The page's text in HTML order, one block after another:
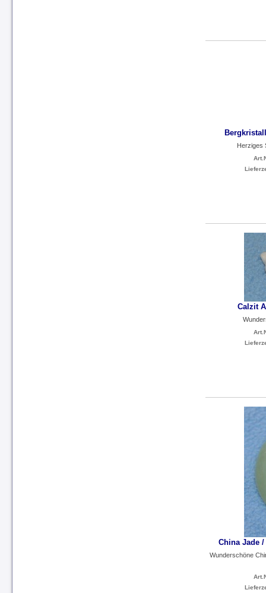
Herziges
Calzit
China Jade
Wunderschöne